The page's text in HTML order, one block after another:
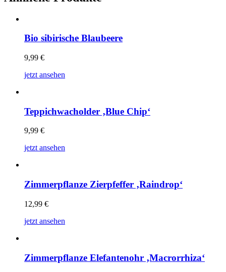
Bio sibirische Blaubeere
9,99 €
jetzt ansehen
Teppichwacholder ‚Blue Chip‘
9,99 €
jetzt ansehen
Zimmerpflanze Zierpfeffer ‚Raindrop‘
12,99 €
jetzt ansehen
Zimmerpflanze Elefantenohr ‚Macrorrhiza‘